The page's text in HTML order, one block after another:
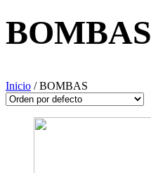
BOMBAS
Inicio / BOMBAS